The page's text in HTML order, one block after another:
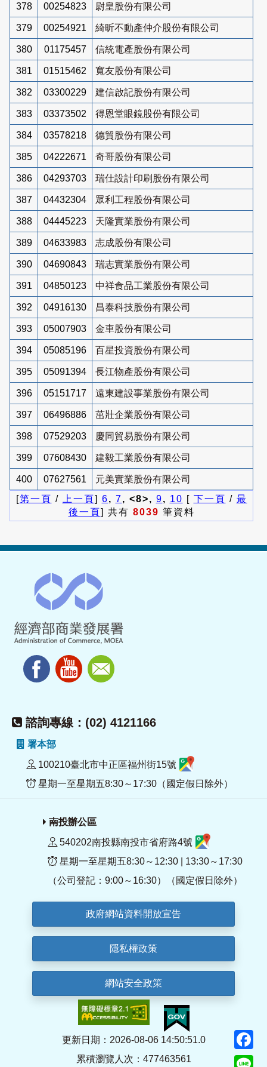
378 00254823 尉皇股份有限公司
379 00254921 綺昕不動產仲介股份有限公司
380 01175457 信統電產股份有限公司
381 01515462 寬友股份有限公司
382 03300229 建信啟記股份有限公司
383 03373502 得恩堂眼鏡股份有限公司
384 03578218 德貿股份有限公司
385 04222671 奇哥股份有限公司
386 04293703 瑞仕設計印刷股份有限公司
387 04432304 眾利工程股份有限公司
388 04445223 天隆實業股份有限公司
389 04633983 志成股份有限公司
390 04690843 瑞志實業股份有限公司
391 04850123 中祥食品工業股份有限公司
392 04916130 昌泰科技股份有限公司
393 05007903 金車股份有限公司
394 05085196 百星投資股份有限公司
395 05091394 長江物產股份有限公司
396 05151717 遠東建設事業股份有限公司
397 06496886 茁壯企業股份有限公司
398 07529203 慶同貿易股份有限公司
399 07608430 建毅工業股份有限公司
400 07627561
元美實業股份有限公司
[第一頁 / 上一頁] 6, 7, <8>, 9, 10 [ 下一頁 / 最
後一頁] 共有 8039 筆資料
諮詢專線：(02) 4121166
署本部
100210臺北市中正區福州街15號
星期一至星期五8:30～17:30（國定假日除外）
南投辦公區
540202南投縣南投市省府路4號
星期一至星期五8:30～12:30 | 13:30～17:30
（公司登記：9:00～16:30）（國定假日除外）
政府網站資料開放宣告
隱私權政策
網站安全政策
更新日期：2026-08-06 14:50:51.0
累積瀏覽人次：477463561